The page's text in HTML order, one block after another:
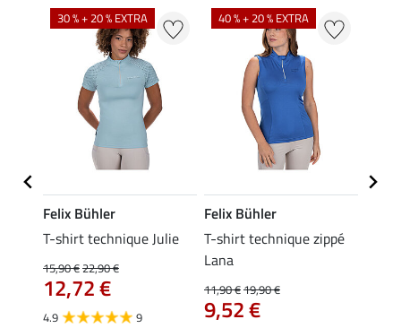
30 % + 20 % EXTRA
Felix Bühler
T-shirt technique Julie
15,90 €22,90 €
12,72 €
4.9 9
40 % + 20 % EXTRA
Felix Bühler
T-shirt technique zippé
Lana
11,90 €19,90 €
9,52 €